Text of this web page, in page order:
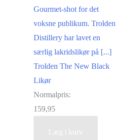
Gourmet-shot for det
voksne publikum. Trolden
Distillery har lavet en
særlig lakridslikør på [...]
Trolden The New Black
Likør
Normalpris:
159,95
Læg i kurv